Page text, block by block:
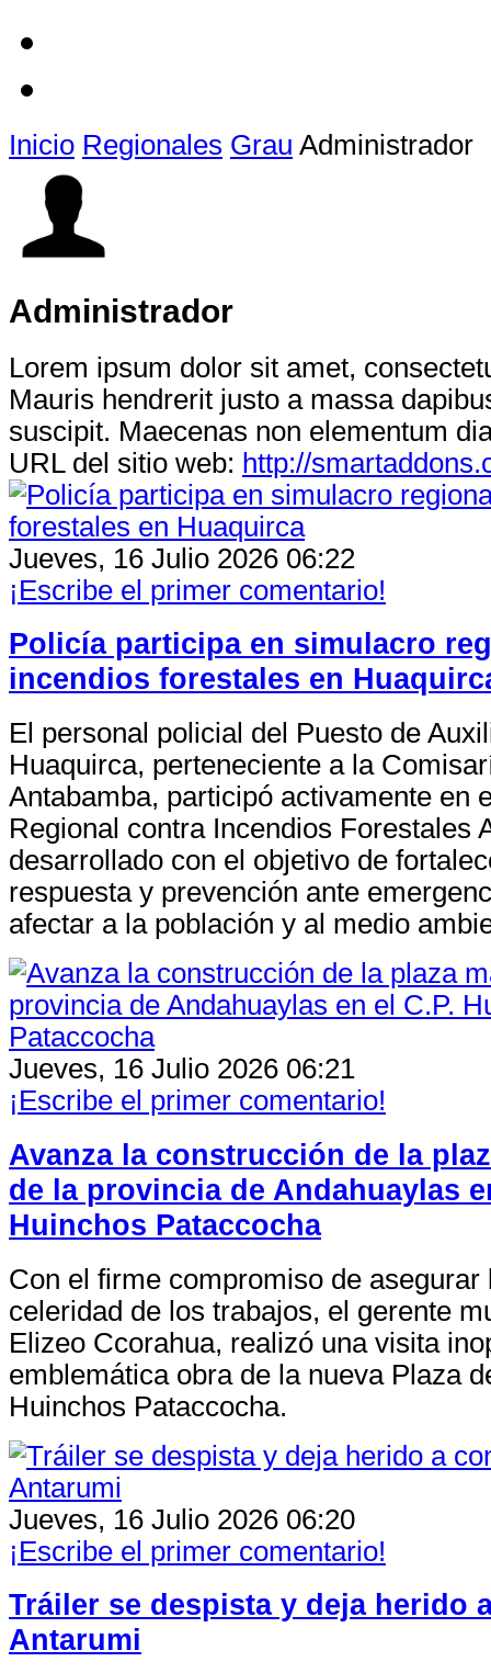
Inicio Regionales Grau Administrador
Administrador
Lorem ipsum dolor sit amet,
Mauris hendrerit justo a massa
suscipit. Maecenas non elementum
URL del sitio web: http://
Jueves, 16 Julio 2026 06:22
¡Escribe el primer comentario!
Policía participa en simulacro
incendios forestales en
El personal policial del Puesto de
Huaquirca, perteneciente a la
Antabamba, participó activamente en
Regional contra Incendios Forestales
desarrollado con el objetivo de
respuesta y prevención ante
afectar a la población y al medio
Jueves, 16 Julio 2026 06:21
¡Escribe el primer comentario!
Avanza la construcción de la
de la provincia de Andahuaylas
Huinchos Pataccocha
Con el firme compromiso de asegurar
celeridad de los trabajos, el gerente
Elizeo Ccorahua, realizó una visita
emblemática obra de la nueva Plaza
Huinchos Pataccocha.
Jueves, 16 Julio 2026 06:20
¡Escribe el primer comentario!
Tráiler se despista y deja herido
Antarumi